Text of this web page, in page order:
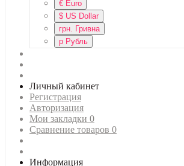
€ Euro
$ US Dollar
грн. Гривна
р Рубль
Личный кабинет
Регистрация
Авторизация
Мои закладки 0
Сравнение товаров 0
Информация